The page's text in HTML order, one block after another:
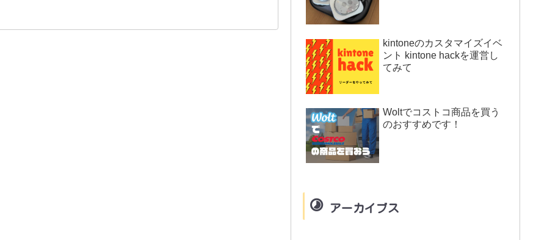
kintoneのカスタマイズイベ
ント kintone hackを運営し
てみて
Woltでコストコ商品を買う
のおすすめです！
アーカイブス